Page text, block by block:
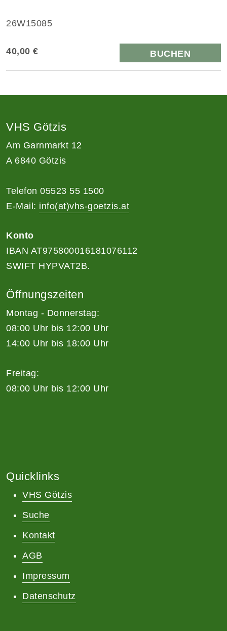
26W15085
40,00 € BUCHEN
VHS Götzis
Am Garnmarkt 12
A 6840 Götzis
Telefon 05523 55 1500
E-Mail: info(at)vhs-goetzis.at
Konto
IBAN AT975800016181076112
SWIFT HYPVAT2B.
Öffnungszeiten
Montag - Donnerstag:
08:00 Uhr bis 12:00 Uhr
14:00 Uhr bis 18:00 Uhr
Freitag:
08:00 Uhr bis 12:00 Uhr
Quicklinks
VHS Götzis
Suche
Kontakt
AGB
Impressum
Datenschutz